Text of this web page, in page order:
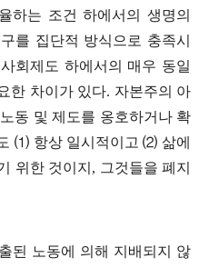
하는 조건 하에서의 생명의
를 집단적 방식으로 충족시
회제도 하에서의 매우 동일
한 차이가 있다. 자본주의 아
동 및 제도를 옹호하거나 확
⑴ 항상 일시적이고⑵삶에
위한 것이지 , 그것들을 폐지
된 노동에 의해 지배되지 않